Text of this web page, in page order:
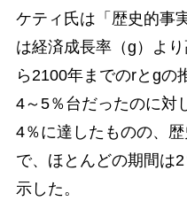
ケティ氏は「歴史的事
は経済成長率（g）よ
ら2100年までのrとgの
4～5％台だったのに対
4％に達したものの、
で、ほとんどの期間は
示した。